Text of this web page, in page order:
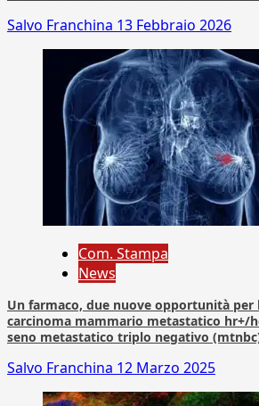
Salvo Franchina 13 Febbraio 2026
Com. Stampa
News
Un farmaco, due nuove opportunità per
carcinoma mammario metastatico hr+/
seno metastatico triplo negativo
Salvo Franchina 12 Marzo 2025